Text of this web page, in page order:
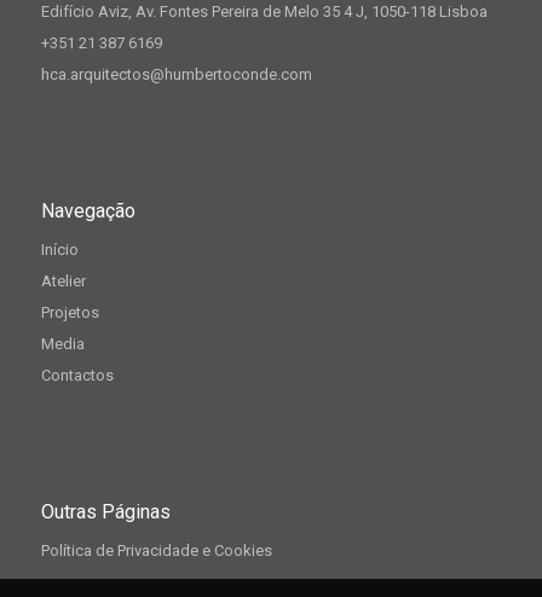
Edifício Aviz, Av. Fontes Pereira de Melo 35 4 J, 1050-118 Lisboa
+351 21 387 6169
hca.arquitectos@humbertoconde.com
Navegação
Início
Atelier
Projetos
Media
Contactos
Outras Páginas
Política de Privacidade e Cookies